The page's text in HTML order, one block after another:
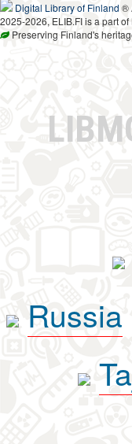
Digital Library of Finland ®
2025-2026, ELIB.FI is a part
Preserving Finland's
Russia